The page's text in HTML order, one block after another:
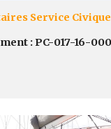
Service
: PC-017-16-